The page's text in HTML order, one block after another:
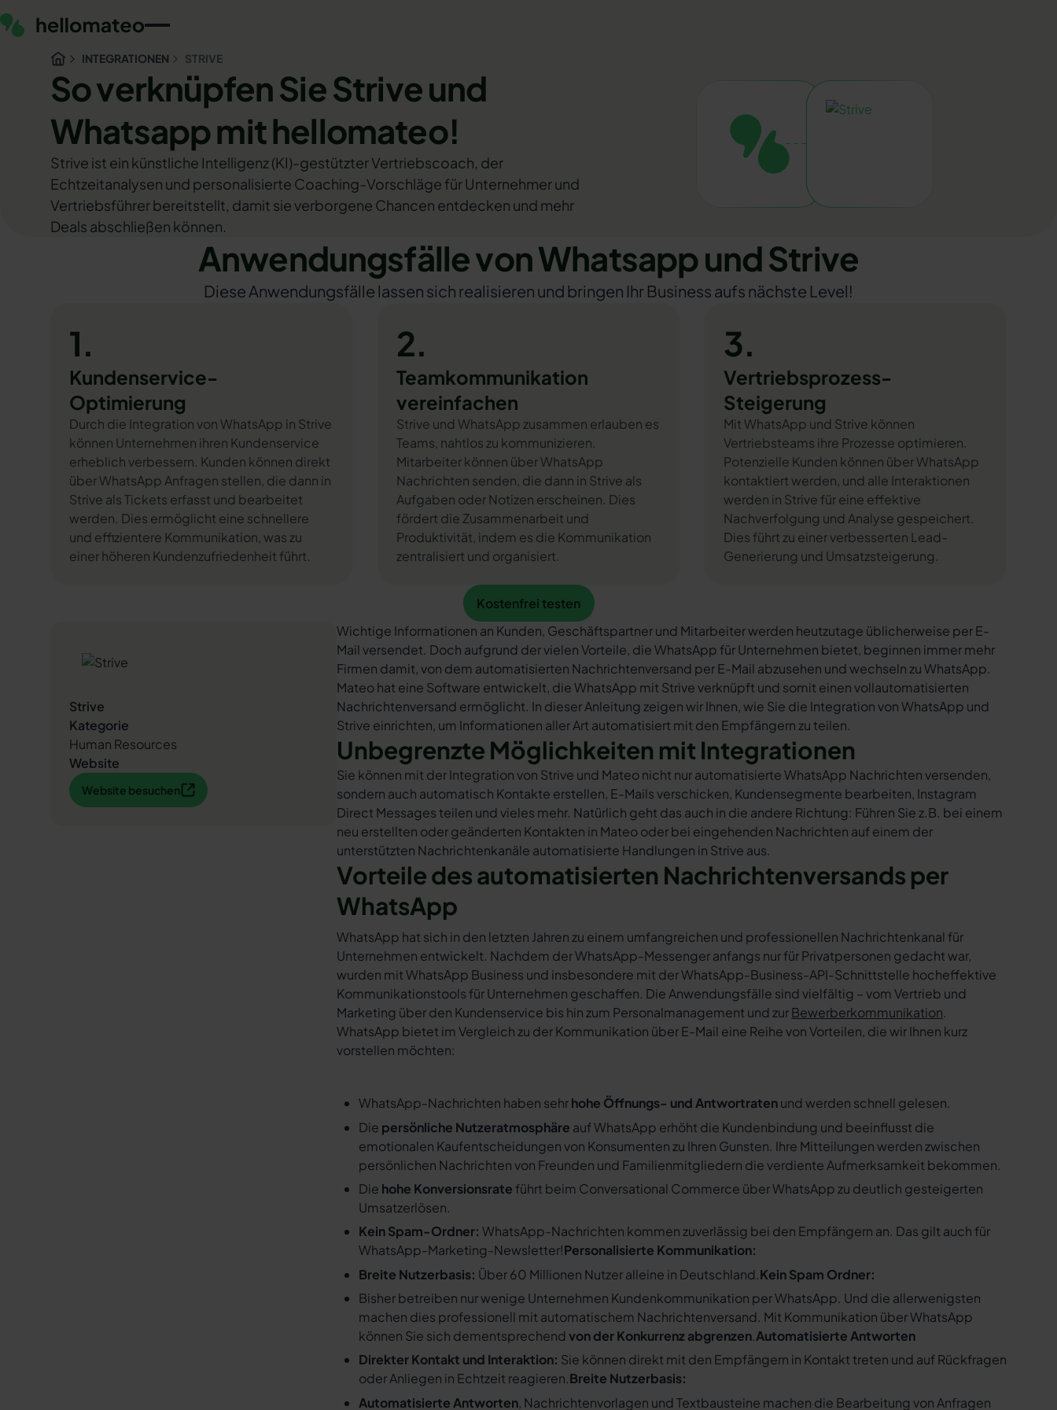
INTEGRATIONEN STRIVE
So verknüpfen Sie Strive und
Whatsapp mit hellomateo!
Strive ist ein künstliche Intelligenz (KI)-gestützter Vertriebscoach, der
Echtzeitanalysen und personalisierte Coaching-Vorschläge für Unternehmer und
Vertriebsführer bereitstellt, damit sie verborgene Chancen entdecken und mehr
Deals abschließen können.
Anwendungsfälle von Whatsapp und Strive
Diese Anwendungsfälle lassen sich realisieren und bringen Ihr Business aufs nächste Level!
1.
Kundenservice-
Optimierung
Durch die Integration von WhatsApp in Strive
können Unternehmen ihren Kundenservice
erheblich verbessern. Kunden können direkt
über WhatsApp Anfragen stellen, die dann in
Strive als Tickets erfasst und bearbeitet
werden. Dies ermöglicht eine schnellere
und effizientere Kommunikation, was zu
einer höheren Kundenzufriedenheit führt.
2.
Teamkommunikation
vereinfachen
Strive und WhatsApp zusammen erlauben es
Teams, nahtlos zu kommunizieren.
Mitarbeiter können über WhatsApp
Nachrichten senden, die dann in Strive als
Aufgaben oder Notizen erscheinen. Dies
fördert die Zusammenarbeit und
Produktivität, indem es die Kommunikation
zentralisiert und organisiert.
3.
Vertriebsprozess-
Steigerung
Mit WhatsApp und Strive können
Vertriebsteams ihre Prozesse optimieren.
Potenzielle Kunden können über WhatsApp
kontaktiert werden, und alle Interaktionen
werden in Strive für eine effektive
Nachverfolgung und Analyse gespeichert.
Dies führt zu einer verbesserten Lead-
Generierung und Umsatzsteigerung.
Kostenfrei testen
Kostenfrei testen
Strive
Kategorie
Human Resources
Website
Website besuchen
Website besuchen
Wichtige Informationen an Kunden, Geschäftspartner und Mitarbeiter werden heutzutage üblicherweise per E-
Mail versendet. Doch aufgrund der vielen Vorteile, die WhatsApp für Unternehmen bietet, beginnen immer mehr
Firmen damit, von dem automatisierten Nachrichtenversand per E-Mail abzusehen und wechseln zu WhatsApp.
Mateo hat eine Software entwickelt, die WhatsApp mit Strive verknüpft und somit einen vollautomatisierten
Nachrichtenversand ermöglicht. In dieser Anleitung zeigen wir Ihnen, wie Sie die Integration von WhatsApp und
Strive einrichten, um Informationen aller Art automatisiert mit den Empfängern zu teilen.
Unbegrenzte Möglichkeiten mit Integrationen
Sie können mit der Integration von Strive und Mateo nicht nur automatisierte WhatsApp Nachrichten versenden,
sondern auch automatisch Kontakte erstellen, E-Mails verschicken, Kundensegmente bearbeiten, Instagram
Direct Messages teilen und vieles mehr. Natürlich geht das auch in die andere Richtung: Führen Sie z.B. bei einem
neu erstellten oder geänderten Kontakten in Mateo oder bei eingehenden Nachrichten auf einem der
unterstützten Nachrichtenkanäle automatisierte Handlungen in Strive aus.
Vorteile des automatisierten Nachrichtenversands per
WhatsApp
WhatsApp hat sich in den letzten Jahren zu einem umfangreichen und professionellen Nachrichtenkanal für
Unternehmen entwickelt. Nachdem der WhatsApp-Messenger anfangs nur für Privatpersonen gedacht war,
wurden mit WhatsApp Business und insbesondere mit der WhatsApp-Business-API-Schnittstelle hocheffektive
Kommunikationstools für Unternehmen geschaffen. Die Anwendungsfälle sind vielfältig – vom Vertrieb und
Marketing über den Kundenservice bis hin zum Personalmanagement und zurBewerberkommunikation.
WhatsApp bietet im Vergleich zu der Kommunikation über E-Mail eine Reihe von Vorteilen, die wir Ihnen kurz
vorstellen möchten:
WhatsApp-Nachrichten haben sehrhohe Öffnungs- und Antwortratenund werden schnell gelesen.
Die persönliche Nutzeratmosphäre auf WhatsApp erhöht die Kundenbindung und beeinflusst die
emotionalen Kaufentscheidungen von Konsumenten zu Ihren Gunsten. Ihre Mitteilungen werden zwischen
persönlichen Nachrichten von Freunden und Familienmitgliedern die verdiente Aufmerksamkeit bekommen.
Die hohe Konversionsrate führt beim Conversational Commerce über WhatsApp zu deutlich gesteigerten
Umsatzerlösen.
Kein Spam-Ordner: WhatsApp-Nachrichten kommen zuverlässig bei den Empfängern an. Das gilt auch für
WhatsApp-Marketing-Newsletter!Personalisierte Kommunikation:
Breite Nutzerbasis: Über 60 Millionen Nutzer alleine in Deutschland.Kein Spam Ordner:
Bisher betreiben nur wenige Unternehmen Kundenkommunikation per WhatsApp. Und die allerwenigsten
machen dies professionell mit automatischem Nachrichtenversand. Mit Kommunikation über WhatsApp
können Sie sich dementsprechendvon der Konkurrenz abgrenzen.Automatisierte Antworten
Direkter Kontakt und Interaktion: Sie können direkt mit den Empfängern in Kontakt treten und auf Rückfragen
oder Anliegen in Echtzeit reagieren.Breite Nutzerbasis:
Automatisierte Antworten, Nachrichtenvorlagen und Textbausteine machen die Bearbeitung von Anfragen